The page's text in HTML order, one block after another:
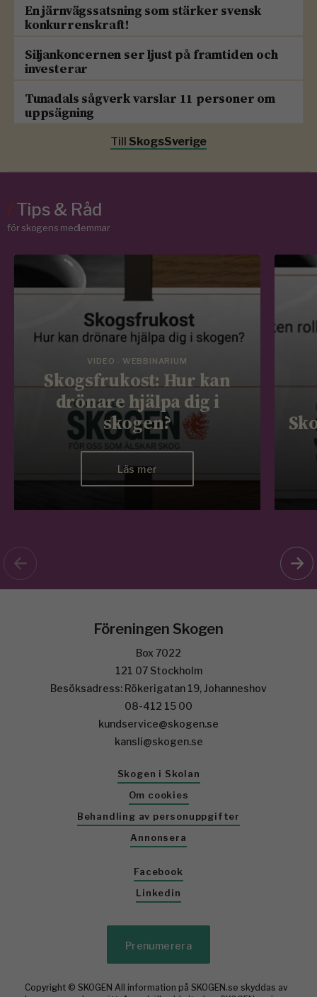
En järnvägssatsning som stärker svensk
konkurrenskraft!
Siljankoncernen ser ljust på framtiden och
investerar
Tunadals sågverk varslar 11 personer om
uppsägning
Till SkogsSverige
/Tips & Råd
för skogens medlemmar
VIDEO - WEBBINARIUM
Skogsfrukost: Hur kan
drönare hjälpa dig i
skogen?
Läs mer
Föreningen Skogen
Box 7022
121 07 Stockholm
Besöksadress: Rökerigatan 19, Johanneshov
08-412 15 00
kundservice@skogen.se
kansli@skogen.se
Skogen i Skolan
Om cookies
Behandling av personuppgifter
Annonsera
Facebook
Linkedin
Prenumerera
Copyright © SKOGEN All information på SKOGEN.se skyddas av